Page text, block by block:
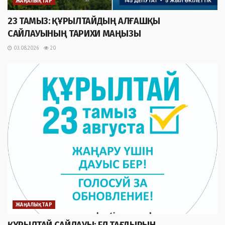
23 ТАМЫЗ: ҚҰРЫЛТАЙДЫҢ АЛҒАШҚЫ
САЙЛАУЫНЫҢ ТАРИХИ МАҢЫЗЫ
03.08.2026 20
ЖАҢАЛЫҚТАР